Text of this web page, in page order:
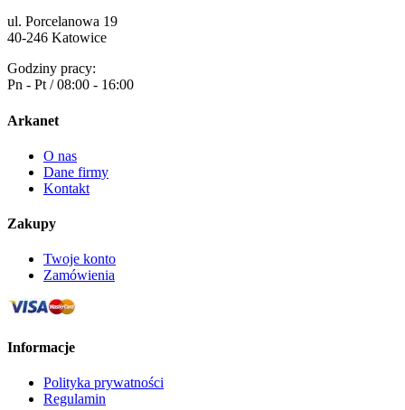
ul. Porcelanowa 19
40-246 Katowice
Godziny pracy:
Pn - Pt / 08:00 - 16:00
Arkanet
O nas
Dane firmy
Kontakt
Zakupy
Twoje konto
Zamówienia
Informacje
Polityka prywatności
Regulamin